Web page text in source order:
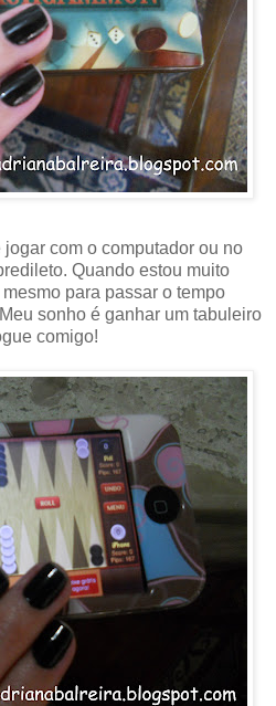
com o computador ou no
Quando estou muito
para passar o tempo
sonho é ganhar um tabuleiro
comigo!